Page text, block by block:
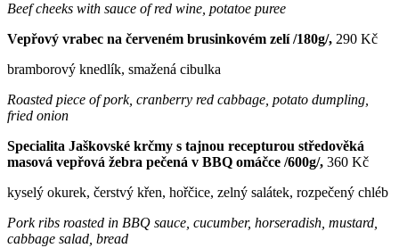
Beef cheeks with sauce of red wine, potatoe puree
Vepřový vrabec na červeném brusinkovém zelí /180g/, 290 Kč
bramborový knedlík, smažená cibulka
Roasted piece of pork, cranberry red cabbage, potato dumpling,
fried onion
Specialita Jaškovské krčmy s tajnou recepturou středověká
masová vepřová žebra pečená v BBQ omáčce /600g/, 360 Kč
kyselý okurek, čerstvý křen, hořčice, zelný salátek, rozpečený chléb
Pork ribs roasted in BBQ sauce, cucumber, horseradish, mustard,
cabbage salad, bread